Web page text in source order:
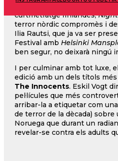
curtmetratge finlandès,
terror nòrdic compromès i
Ilia Rautsi, que ja va ser
Festival amb Helsinki
ben segur, no deixarà ningú
I per culminar amb tot luxe,
edició amb un dels títols
The Innocents. Eskil Vogt
pel·lícules que més
arribar-la a etiquetar com
de terror de la dècada) sobre
Noruega que durant un
revelar-se contra els adults